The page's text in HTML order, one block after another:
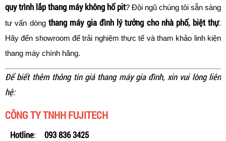
quy trình lắp thang máy không hố pit? Đội ngũ chúng tôi sẵn sàng
tư vấn dòng thang máy gia đình lý tưởng cho nhà phố, biệt thự.
Hãy đến showroom để trải nghiệm thực tế và tham khảo linh kiện
thang máy chính hãng.
Để biết thêm thông tin giá thang máy gia đình, xin vui lòng liên
hệ:
CÔNG TY TNHH FUJITECH
Hotline:
093 836 3425